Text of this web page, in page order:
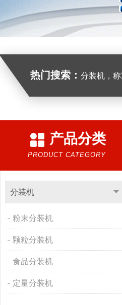
热门搜索： 分装机，称
产品分类
PRODUCT CATEGORY
分装机
粉末分装机
颗粒分装机
食品分装机
定量分装机